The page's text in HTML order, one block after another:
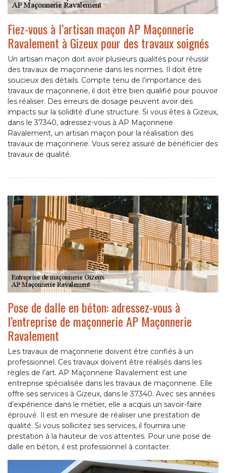
Fiez-vous à l’artisan maçon AP Maçonnerie
Ravalement à Gizeux pour des travaux soignés
Un artisan maçon doit avoir plusieurs qualités pour réussir
des travaux de maçonnerie dans les normes. Il doit être
soucieux des détails. Compte tenu de l’importance des
travaux de maçonnerie, il doit être bien qualifié pour pouvoir
les réaliser. Des erreurs de dosage peuvent avoir des
impacts sur la solidité d’une structure. Si vous êtes à Gizeux,
dans le 37340, adressez-vous à AP Maçonnerie
Ravalement, un artisan maçon pour la réalisation des
travaux de maçonnerie. Vous serez assuré de bénéficier des
travaux de qualité.
Pose de dalle en béton: adressez-vous à
l’entreprise de maçonnerie AP Maçonnerie
Ravalement
Les travaux de maçonnerie doivent être confiés à un
professionnel. Ces travaux doivent être réalisés dans les
règles de l’art. AP Maçonnerie Ravalement est une
entreprise spécialisée dans les travaux de maçonnerie. Elle
offre ses services à Gizeux, dans le 37340. Avec ses années
d’expérience dans le métier, elle a acquis un savoir-faire
éprouvé. Il est en mesure de réaliser une prestation de
qualité. Si vous sollicitez ses services, il fournira une
prestation à la hauteur de vos attentes. Pour une pose de
dalle en béton, il est professionnel à contacter.